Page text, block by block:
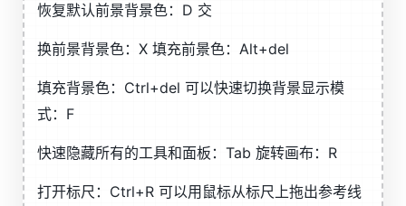
恢复默认前景背景色：D 交
换前景背景色：X 填充前景色：Alt+del
填充背景色：Ctrl+del 可以快速切换背景显示模
式：F
快速隐藏所有的工具和面板：Tab 旋转画布：R
打开标尺：Ctrl+R 可以用鼠标从标尺上拖出参考线